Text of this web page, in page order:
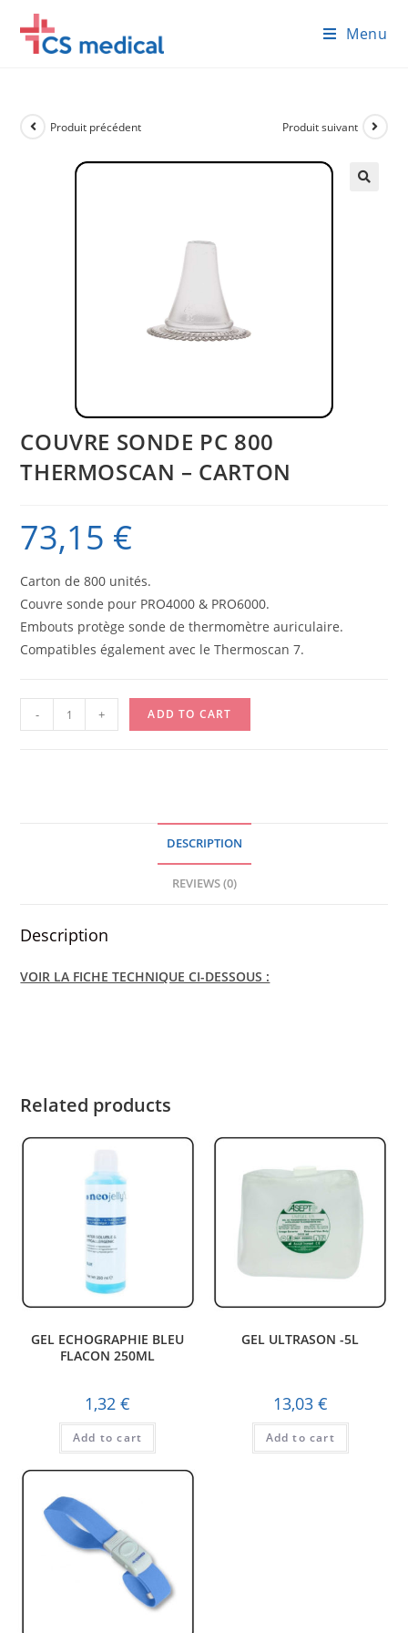
content
Menu
Produit précédent Produit suivant
COUVRE SONDE PC 800
THERMOSCAN – CARTON
73,15 €
Carton de 800 unités.
Couvre sonde pour PRO4000 & PRO6000.
Embouts protège sonde de thermomètre auriculaire.
Compatibles également avec le Thermoscan 7.
COUVRE
SONDE
- + ADD TO CART
DESCRIPTION
REVIEWS (0)
Description
VOIR LA FICHE TECHNIQUE CI-DESSOUS :
Related products
GEL ECHOGRAPHIE BLEU
FLACON 250ML
1,32€
Add to cart
GEL ULTRASON -5L
13,03 €
Add to cart